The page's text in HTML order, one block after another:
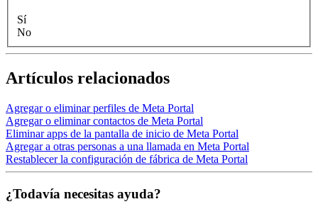
Sí
No
Artículos relacionados
Agregar o eliminar perfiles de Meta Portal
Agregar o eliminar contactos de Meta Portal
Eliminar apps de la pantalla de inicio de Meta Portal
Agregar a otras personas a una llamada en Meta Portal
Restablecer la configuración de fábrica de Meta Portal
¿Todavía necesitas ayuda?